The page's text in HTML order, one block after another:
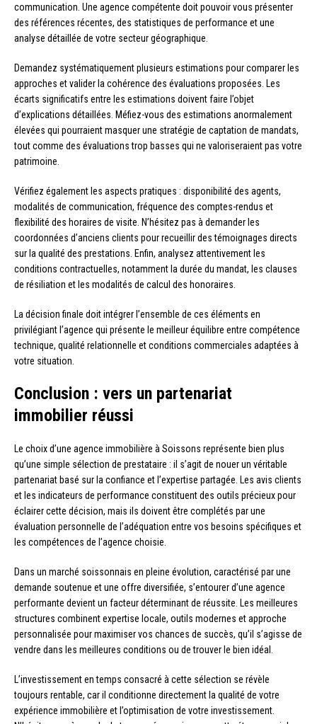
communication. Une agence compétente doit pouvoir vous présenter
des références récentes, des statistiques de performance et une
analyse détaillée de votre secteur géographique.
Demandez systématiquement plusieurs estimations pour comparer les
approches et valider la cohérence des évaluations proposées. Les
écarts significatifs entre les estimations doivent faire l’objet
d’explications détaillées. Méfiez-vous des estimations anormalement
élevées qui pourraient masquer une stratégie de captation de mandats,
tout comme des évaluations trop basses qui ne valoriseraient pas votre
patrimoine.
Vérifiez également les aspects pratiques : disponibilité des agents,
modalités de communication, fréquence des comptes-rendus et
flexibilité des horaires de visite. N’hésitez pas à demander les
coordonnées d’anciens clients pour recueillir des témoignages directs
sur la qualité des prestations. Enfin, analysez attentivement les
conditions contractuelles, notamment la durée du mandat, les clauses
de résiliation et les modalités de calcul des honoraires.
La décision finale doit intégrer l’ensemble de ces éléments en
privilégiant l’agence qui présente le meilleur équilibre entre compétence
technique, qualité relationnelle et conditions commerciales adaptées à
votre situation.
Conclusion : vers un partenariat
immobilier réussi
Le choix d’une agence immobilière à Soissons représente bien plus
qu’une simple sélection de prestataire : il s’agit de nouer un véritable
partenariat basé sur la confiance et l’expertise partagée. Les avis clients
et les indicateurs de performance constituent des outils précieux pour
éclairer cette décision, mais ils doivent être complétés par une
évaluation personnelle de l’adéquation entre vos besoins spécifiques et
les compétences de l’agence choisie.
Dans un marché soissonnais en pleine évolution, caractérisé par une
demande soutenue et une offre diversifiée, s’entourer d’une agence
performante devient un facteur déterminant de réussite. Les meilleures
structures combinent expertise locale, outils modernes et approche
personnalisée pour maximiser vos chances de succès, qu’il s’agisse de
vendre dans les meilleures conditions ou de trouver le bien idéal.
L’investissement en temps consacré à cette sélection se révèle
toujours rentable, car il conditionne directement la qualité de votre
expérience immobilière et l’optimisation de votre investissement.